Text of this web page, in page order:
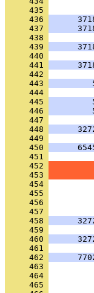
     435
     436
     437
     438
     439
     440
     441
     442
     443
     444
     445
     446
     447
     448
     449
     450
     451
     452
     453
     454
     455
     456
     457
     458
     459
     460
     461
     462
     463
     464
     465